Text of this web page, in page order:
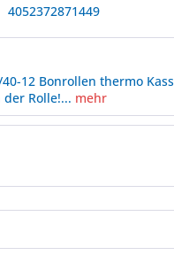
4052372871449
12 Bonrollen thermo
Rolle!... mehr